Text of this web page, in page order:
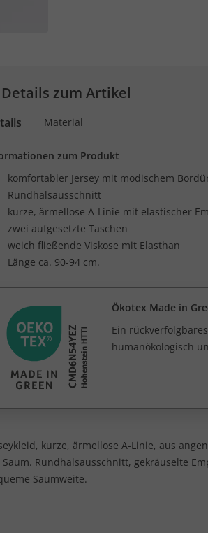
zum Artikel
Material
zum Produkt
komfortabler Jersey mit modischem
Rundhalsausschnitt
kurze, ärmellose A-Linie mit elastischer
zwei aufgesetzte Taschen
weich fließende Viskose mit Elasthan
Länge ca. 90-94 cm.
Ökotex Made in
Ein
humanökologisch
kurze, ärmellose A-Linie, aus
Saum. Rundhalsausschnitt, gekräuselte
Saumweite.